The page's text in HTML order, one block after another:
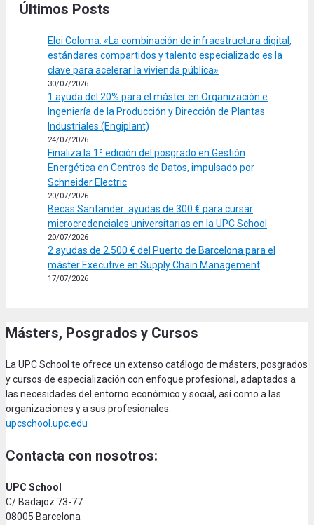
Últimos Posts
Eloi Coloma: «La combinación de infraestructura digital,
estándares compartidos y talento especializado es la
clave para acelerar la vivienda pública»
30/07/2026
1 ayuda del 20% para el máster en Organización e
Ingeniería de la Producción y Dirección de Plantas
Industriales (Engiplant)
24/07/2026
Finaliza la 1ª edición del posgrado en Gestión
Energética en Centros de Datos, impulsado por
Schneider Electric
20/07/2026
Becas Santander: ayudas de 300 € para cursar
microcredenciales universitarias en la UPC School
20/07/2026
2 ayudas de 2.500 € del Puerto de Barcelona para el
máster Executive en Supply Chain Management
17/07/2026
Másters, Posgrados y Cursos
La UPC School te ofrece un extenso catálogo de másters, posgrados
y cursos de especialización con enfoque profesional, adaptados a
las necesidades del entorno económico y social, así como a las
organizaciones y a sus profesionales.
upcschool.upc.edu
Contacta con nosotros:
UPC School
C/ Badajoz 73-77
08005 Barcelona